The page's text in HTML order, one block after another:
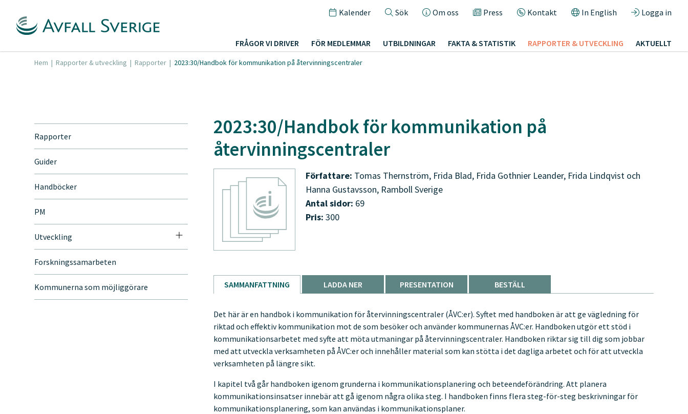
Kalender Sök Om oss Press Kontakt In English Logga in
FRÅGOR VI DRIVER FÖR MEDLEMMAR UTBILDNINGAR FAKTA & STATISTIK RAPPORTER & UTVECKLING AKTUELLT
Hem | Rapporter & utveckling | Rapporter | 2023:30/Handbok för kommunikation på återvinningscentraler
Rapporter
Guider
Handböcker
PM
Utveckling
Forskningssamarbeten
Kommunerna som möjliggörare
2023:30/Handbok för kommunikation på
återvinningscentraler
Författare: Tomas Thernström, Frida Blad, Frida Gothnier Leander, Frida Lindqvist och
Hanna Gustavsson, Ramboll Sverige
Antal sidor: 69
Pris: 300
SAMMANFATTNING LADDA NER PRESENTATION BESTÄLL
Det här är en handbok i kommunikation för återvinningscentraler (ÅVC:er). Syftet med handboken är att ge vägledning för
riktad och effektiv kommunikation mot de som besöker och använder kommunernas ÅVC:er. Handboken utgör ett stöd i
kommunikationsarbetet med syfte att möta utmaningar på återvinningscentraler. Handboken riktar sig till dig som jobbar
med att utveckla verksamheten på ÅVC:er och innehåller material som kan stötta i det dagliga arbetet och för att utveckla
verksamheten på längre sikt.
I kapitel två går handboken igenom grunderna i kommunikationsplanering och beteendeförändring. Att planera
kommunikationsinsatser innebär att gå igenom några olika steg. I handboken finns flera steg-för-steg beskrivningar för
kommunikationsplanering, som kan användas i kommunikationsplaner.